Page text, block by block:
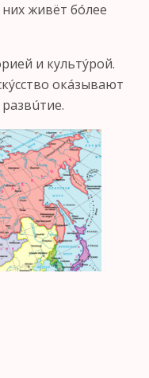
живёт бóлее
и культýрой.
окáзывают